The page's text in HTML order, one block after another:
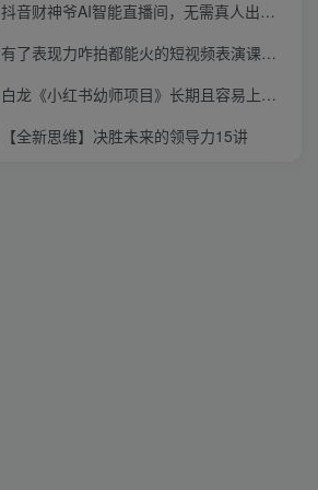
抖音财神爷AI智能直播间，无需真人出镜，实时互动收礼物，小黄车带货，市面上最新的直播玩法。【软件+详细教程+工具】
有了表现力咋拍都能火的短视频表演课，短视频爆款必备价值1390元
白龙《小红书幼师项目》长期且容易上手，一个月两三千
【全新思维】决胜未来的领导力15讲